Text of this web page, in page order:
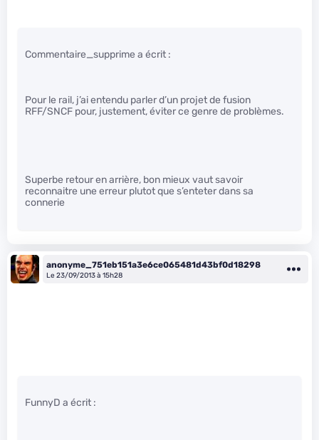
Commentaire_supprime a écrit :
Pour le rail, j’ai entendu parler d’un projet de fusion
RFF/SNCF pour, justement, éviter ce genre de problèmes.
Superbe retour en arrière, bon mieux vaut savoir
reconnaitre une erreur plutot que s’enteter dans sa
connerie
anonyme_751eb151a3e6ce065481d43bf0d18298
Le 23/09/2013 à 15h28
FunnyD a écrit :